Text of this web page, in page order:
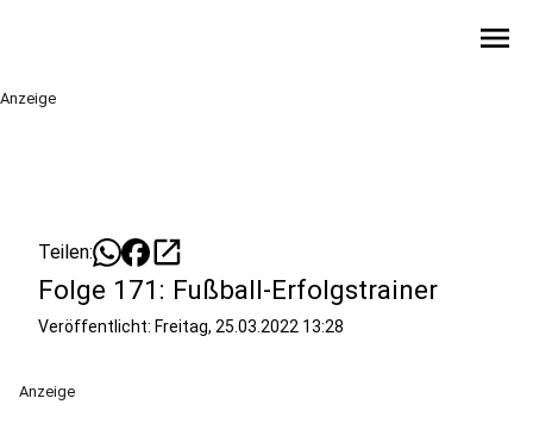
menu
Anzeige
Teilen: open_in_new
Folge 171: Fußball-Erfolgstrainer
Veröffentlicht: Freitag, 25.03.2022 13:28
Anzeige